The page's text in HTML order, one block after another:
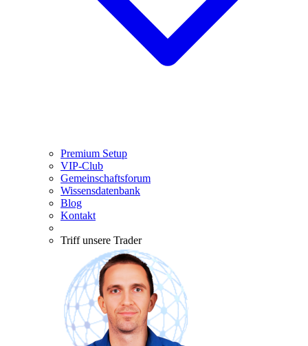
Premium Setup
VIP-Club
Gemeinschaftsforum
Wissensdatenbank
Blog
Kontakt
Triff unsere Trader